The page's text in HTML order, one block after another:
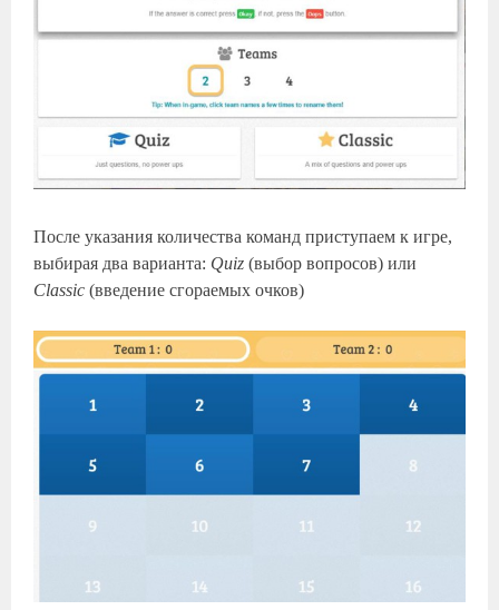
После указания количества команд приступаем к игре,
выбирая два варианта: Quiz (выбор вопросов) или
Classic (введение сгораемых очков)